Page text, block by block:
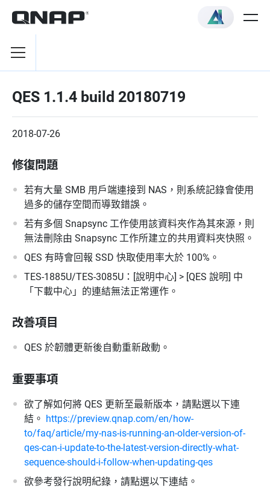
QES 1.1.4 build 20180719
2018-07-26
修復問題
若有大量 SMB 用戶端連接到 NAS，則系統記錄會使用
過多的儲存空間而導致錯誤。
若有多個 Snapsync 工作使用該資料夾作為其來源，則
無法刪除由 Snapsync 工作所建立的共用資料夾快照。
QES 有時會回報 SSD 快取使用率大於 100%。
TES-1885U/TES-3085U：[說明中心] > [QES 說明] 中
「下載中心」的連結無法正常運作。
改善項目
QES 於韌體更新後自動重新啟動。
重要事項
欲了解如何將 QES 更新至最新版本，請點選以下連
結。 https://preview.qnap.com/en/how-
to/faq/article/my-nas-is-running-an-older-version-of-
qes-can-i-update-to-the-latest-version-directly-what-
sequence-should-i-follow-when-updating-qes
欲參考發行說明紀錄，請點選以下連結。